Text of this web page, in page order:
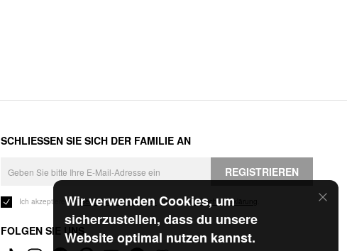
Wir verwenden Cookies, um
sicherzustellen, dass du unsere
Website optimal nutzen kannst.
SCHLIESSEN SIE SICH DER FAMILIE AN
REGISTRIEREN
Ich akzeptiere dieGeschäftsbedingungen und die Datenschutzerklärung
FOLGEN SIE UNS